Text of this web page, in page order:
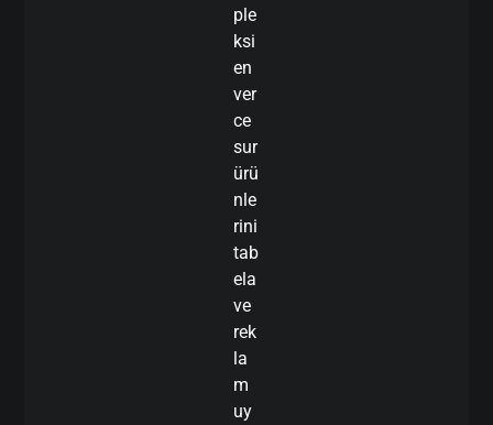
ple
ksi
en
ver
ce
sur
ürü
nle
rini
tab
ela
ve
rek
la
m
uy